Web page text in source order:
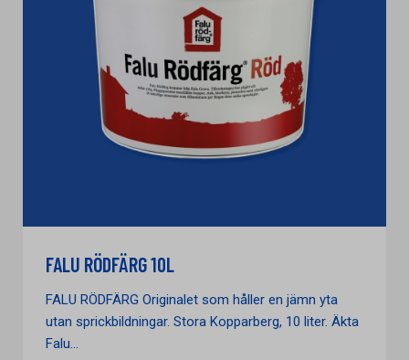
FALU RÖDFÄRG 10L
FALU RÖDFÄRG Originalet som håller en jämn yta
utan sprickbildningar. Stora Kopparberg, 10 liter. Äkta
Falu...